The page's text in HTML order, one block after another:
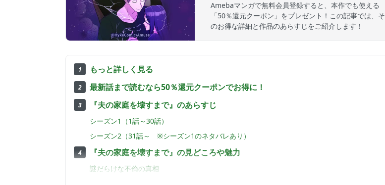
Amebaマンガで無料会員登録すると、本作でも使える
「50％還元クーポン」をプレゼント！この記事では、そ
のお得な詳細と作品のあらすじをご紹介します！
目次
1 もっと詳しく見る
2 最新話まで読むなら50％還元クーポンでお得に！
3 『夫の家庭を壊すまで』のあらすじ
シーズン1（1話～30話）
シーズン2（31話～ ※シーズン1のネタバレあり）
4 『夫の家庭を壊すまで』の見どころや魅力
謎だらけな不倫の真相